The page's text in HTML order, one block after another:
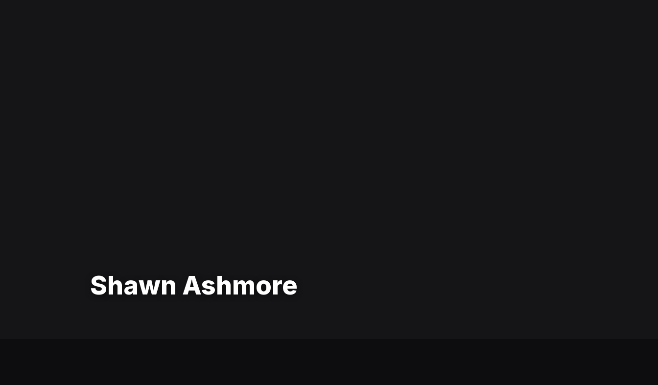
Shawn Ashmore